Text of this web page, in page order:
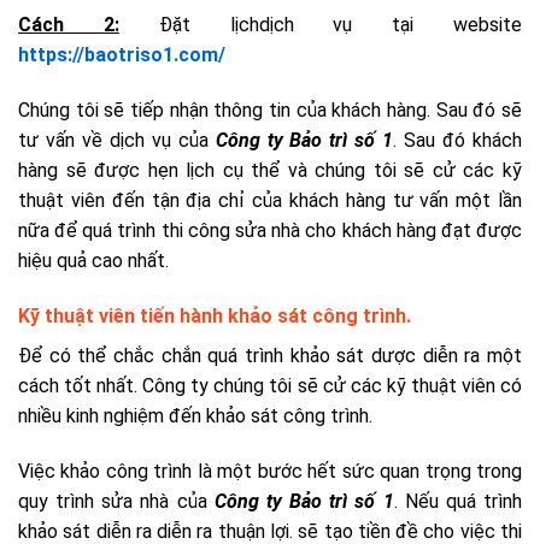
Cách 2:Đặt lịchdịch vụ tại website
https://baotriso1.com/
Chúng tôi sẽ tiếp nhận thông tin của khách hàng. Sau đó sẽ
tư vấn về dịch vụ của Công ty Bảo trì số 1. Sau đó khách
hàng sẽ được hẹn lịch cụ thể và chúng tôi sẽ cử các kỹ
thuật viên đến tận địa chỉ của khách hàng tư vấn một lần
nữa để quá trình thi công sửa nhà cho khách hàng đạt được
hiệu quả cao nhất.
Kỹ thuật viên tiến hành khảo sát công trình.
Để có thể chắc chắn quá trình khảo sát dược diễn ra một
cách tốt nhất. Công ty chúng tôi sẽ cử các kỹ thuật viên có
nhiều kinh nghiệm đến khảo sát công trình.
Việc khảo công trình là một bước hết sức quan trọng trong
quy trình sửa nhà của Công ty Bảo trì số 1. Nếu quá trình
khảo sát diễn ra diễn ra thuận lợi. sẽ tạo tiền đề cho việc thi